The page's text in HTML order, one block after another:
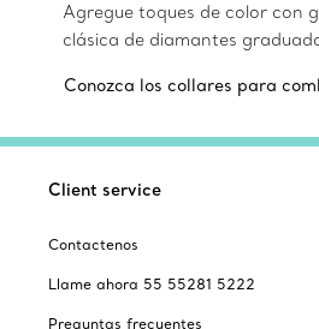
Agregue toques de color con
clásica de diamantes
Conozca los collares para
Client service
Contactenos
Llame ahora 55 55281 5222
Preguntas frecuentes